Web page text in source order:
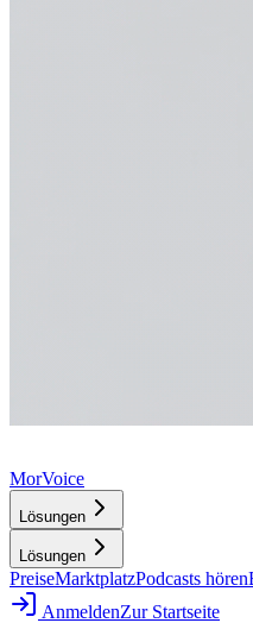
MorVoice
Lösungen
Lösungen
PreiseMarktplatzPodcasts hören
AnmeldenZur Startseite